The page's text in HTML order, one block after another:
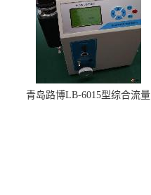
青岛路博LB-6015型综合流量